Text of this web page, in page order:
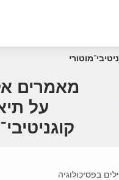
מאמרים
על
בפסיכולוגיה